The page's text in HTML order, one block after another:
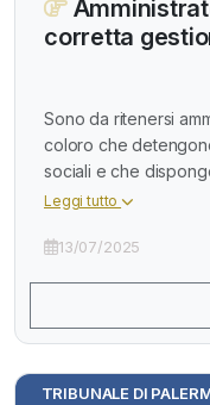
corretta
Sono da ritenersi
coloro che
sociali e che
Leggi tutto
13/07/2025
TRIBUNALE DI